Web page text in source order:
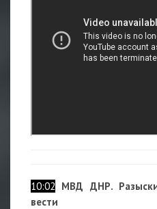
10:02 МВД ДНР.
вести